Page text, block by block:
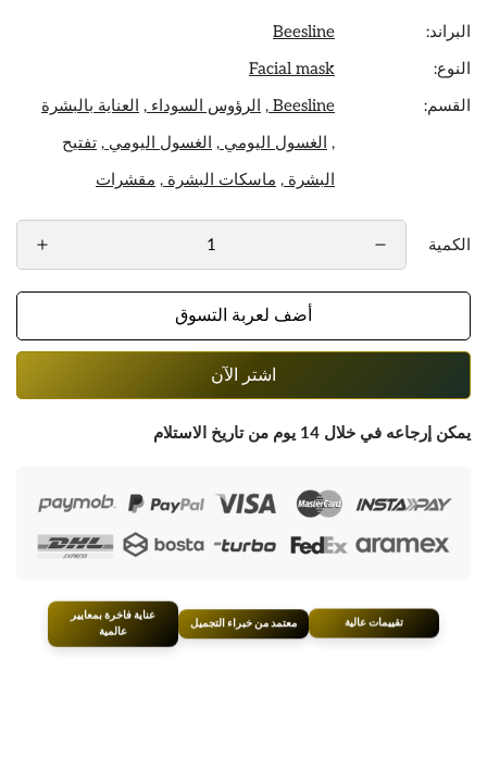
البراند:
Beesline
النوع:
Facial mask
القسم:
Beesline , الرؤوس السوداء , العناية بالبشرة
, الغسول اليومي , الغسول اليومي , تفتيح
البشرة , ماسكات البشرة , مقشرات
الكمية
أضف لعربة التسوق
اشتر الآن
يمكن إرجاعه في خلال 14 يوم من تاريخ الاستلام
تقييمات عالية معتمد من خبراء التجميل
عناية فاخرة بمعايير
عالمية